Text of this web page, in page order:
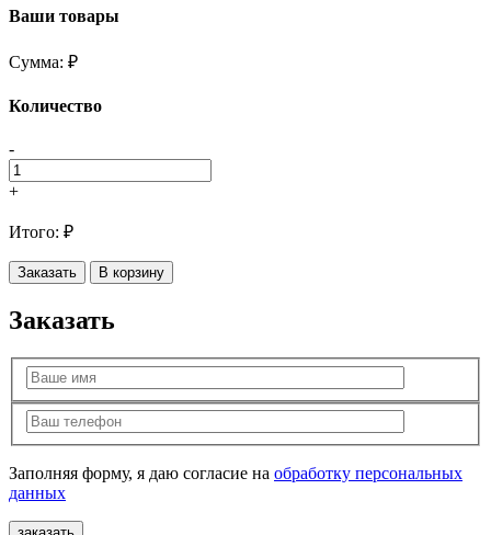
Ваши товары
Сумма: ₽
Количество
-
+
Итого: ₽
Заказать В корзину
Заказать
Заполняя форму, я даю согласие на обработку персональных
данных